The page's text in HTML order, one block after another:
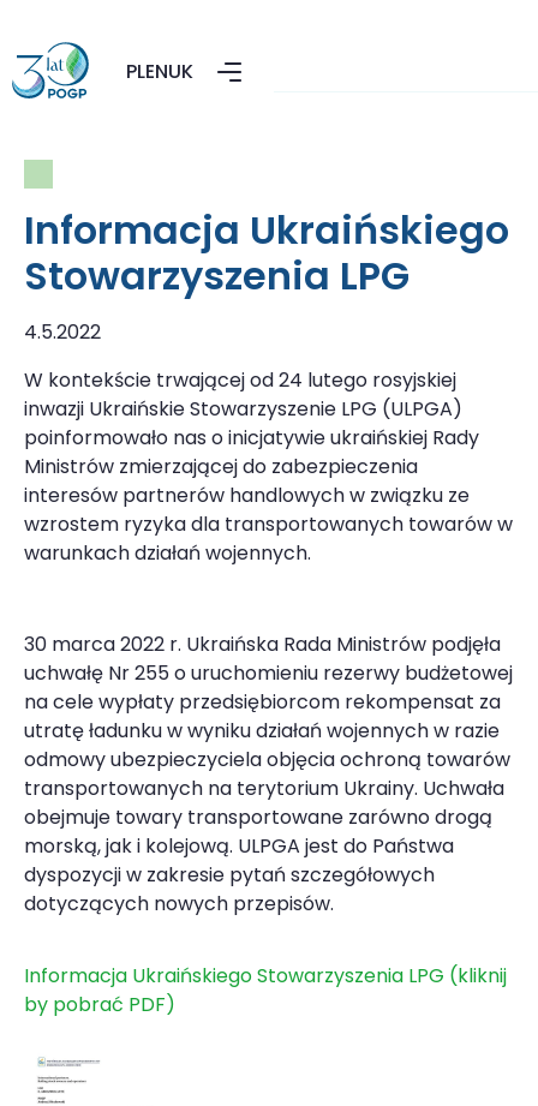
PLENUK
Informacja Ukraińskiego
Stowarzyszenia LPG
4.5.2022
W kontekście trwającej od 24 lutego rosyjskiej
inwazji Ukraińskie Stowarzyszenie LPG (ULPGA)
poinformowało nas o inicjatywie ukraińskiej Rady
Ministrów zmierzającej do zabezpieczenia
interesów partnerów handlowych w związku ze
wzrostem ryzyka dla transportowanych towarów w
warunkach działań wojennych.
30 marca 2022 r. Ukraińska Rada Ministrów podjęła
uchwałę Nr 255 o uruchomieniu rezerwy budżetowej
na cele wypłaty przedsiębiorcom rekompensat za
utratę ładunku w wyniku działań wojennych w razie
odmowy ubezpieczyciela objęcia ochroną towarów
transportowanych na terytorium Ukrainy. Uchwała
obejmuje towary transportowane zarówno drogą
morską, jak i kolejową. ULPGA jest do Państwa
dyspozycji w zakresie pytań szczegółowych
dotyczących nowych przepisów.
Informacja Ukraińskiego Stowarzyszenia LPG (kliknij
by pobrać PDF)